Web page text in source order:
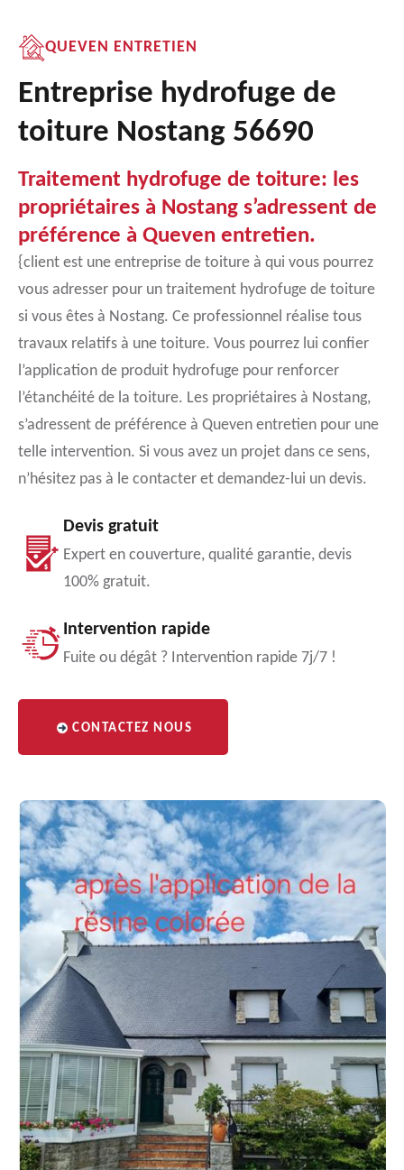
QUEVEN ENTRETIEN
Entreprise hydrofuge de
toiture Nostang 56690
Traitement hydrofuge de toiture: les
propriétaires à Nostang s’adressent de
préférence à Queven entretien.
{client est une entreprise de toiture à qui vous pourrez
vous adresser pour un traitement hydrofuge de toiture
si vous êtes à Nostang. Ce professionnel réalise tous
travaux relatifs à une toiture. Vous pourrez lui confier
l’application de produit hydrofuge pour renforcer
l’étanchéité de la toiture. Les propriétaires à Nostang,
s’adressent de préférence à Queven entretien pour une
telle intervention. Si vous avez un projet dans ce sens,
n’hésitez pas à le contacter et demandez-lui un devis.
Devis gratuit
Expert en couverture, qualité garantie, devis
100% gratuit.
Intervention rapide
Fuite ou dégât ? Intervention rapide 7j/7 !
CONTACTEZ NOUS